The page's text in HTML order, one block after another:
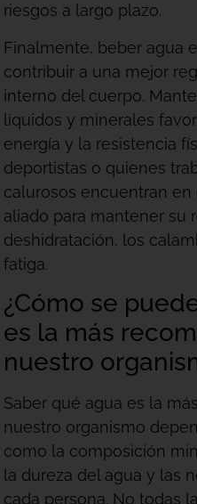
riesgos a largo plazo.
Finalmente, beber agua
contribuir a una mejor
interno del cuerpo.
líquidos y minerales
energía y la resistencia
deportistas o quienes
calurosos encuentran
aliado para mantener su
deshidratación, los
fatiga.
¿Cómo se
es la más
nuestro
Saber qué agua es la
nuestro organismo
como la composición
la dureza del agua y las
cada persona. No todas